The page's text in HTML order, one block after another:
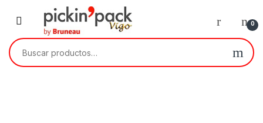
Skip to navigation
Skip to content
0
Buscar por: